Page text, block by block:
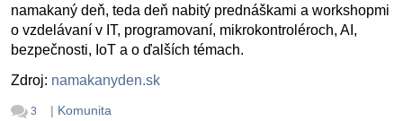
namakaný deň, teda deň nabitý prednáškami a workshopmi
o vzdelávaní v IT, programovaní, mikrokontroléroch, AI,
bezpečnosti, IoT a o ďalších témach.
Zdroj: namakanyden.sk
3 | Komunita